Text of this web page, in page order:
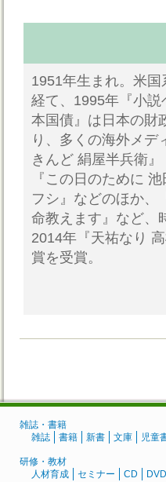
1951年生まれ。米
経て、1995年『小
本国債』は日本の財
り、多くの海外メデ
きんど 絹屋半兵衛
『この日のために
フシ』などのほか、
命教えます』など、
2014年『天祐なり
賞を受賞。
雑誌・書籍
雑誌
書籍 新書 文庫 児童
研修・教材
人材育成
セミナー CD